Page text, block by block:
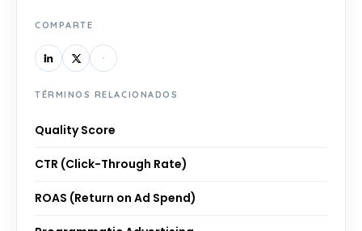
COMPARTE
TÉRMINOS RELACIONADOS
Quality Score
CTR (Click-Through Rate)
ROAS (Return on Ad Spend)